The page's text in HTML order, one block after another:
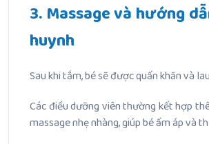
3. Massage và hướng
huynh
Sau khi tắm, bé sẽ được quấn khăn và
Các điều dưỡng viên thường kết hợp
massage nhẹ nhàng, giúp bé ấm áp và